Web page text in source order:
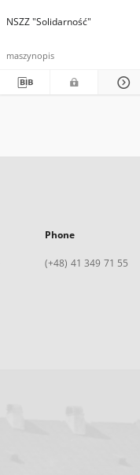
NSZZ "Solidarność"
maszynopis
Phone
(+48) 41 349 71 55